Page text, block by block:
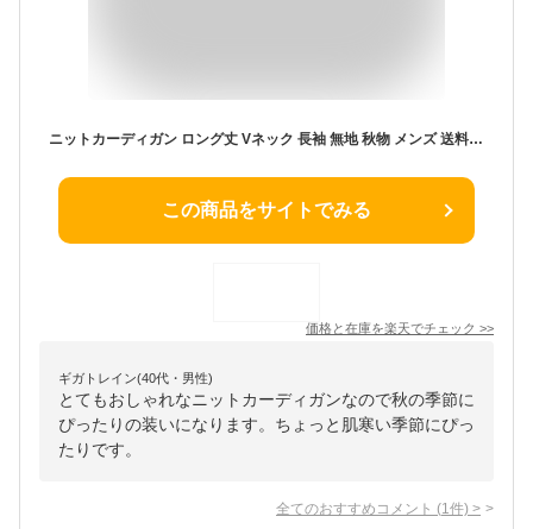
ニットカーディガン ロング丈 Vネック 長袖 無地 秋物 メンズ 送料無料♪
この商品をサイトでみる
価格と在庫を楽天でチェック >>
ギガトレイン(40代・男性)
とてもおしゃれなニットカーディガンなので秋の季節に
ぴったりの装いになります。ちょっと肌寒い季節にぴっ
たりです。
全てのおすすめコメント (1 件) >